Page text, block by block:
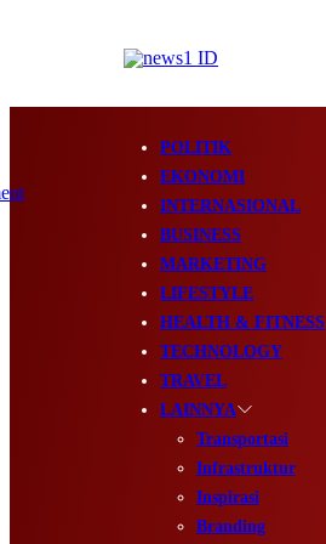
POLITIK
EKONOMI
INTERNASIONAL
BUSINESS
MARKETING
LIFESTYLE
HEALTH & FITNESS
TECHNOLOGY
TRAVEL
LAINNYA
Transportasi
Infrastruktur
Inspirasi
Branding